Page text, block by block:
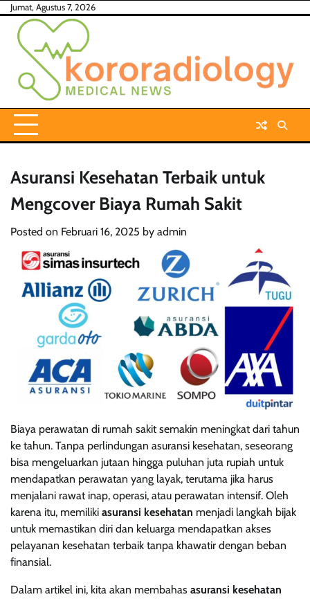
Skip
content
Jumat, Agustus 7, 2026
Asuransi Kesehatan Terbaik untuk
Mengcover Biaya Rumah Sakit
Posted on Februari 16, 2025 by admin
Biaya perawatan di rumah sakit semakin meningkat dari tahun
ke tahun. Tanpa perlindungan asuransi kesehatan, seseorang
bisa mengeluarkan jutaan hingga puluhan juta rupiah untuk
mendapatkan perawatan yang layak, terutama jika harus
menjalani rawat inap, operasi, atau perawatan intensif. Oleh
karena itu, memiliki asuransi kesehatan menjadi langkah bijak
untuk memastikan diri dan keluarga mendapatkan akses
pelayanan kesehatan terbaik tanpa khawatir dengan beban
finansial.
Dalam artikel ini, kita akan membahas asuransi kesehatan